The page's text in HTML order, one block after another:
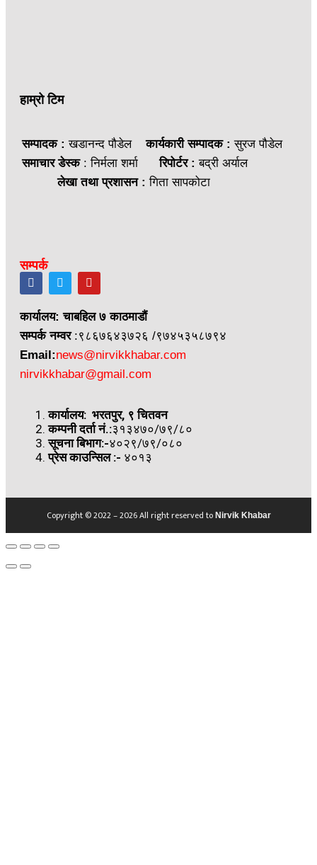
हाम्रो टिम
सम्पादक :खडानन्द पौडेलकार्यकारी सम्पादक : सुरज पौडेल
समाचार डेस्क: निर्मला शर्मारिपोर्टर : बद्री अर्याल
लेखा तथा प्रशासन : गिता सापकोटा
सम्पर्क
कार्यालय: चाबहिल ७ काठमाडौं
सम्पर्क नम्वर :९८६७६४३७२६ /९७४५३५८७९४
Email:news@nirvikkhabar.com
nirvikkhabar@gmail.com
कार्यालय: भरतपुर, ९ चितवन
कम्पनी दर्ता नं.:३१३४७०/७९/८०
सूचना बिभाग:-४०२९/७९/०८०
प्रेस काउन्सिल:- ४०१३
Copyright © 2022 – 2026 All right reserved to Nirvik Khabar